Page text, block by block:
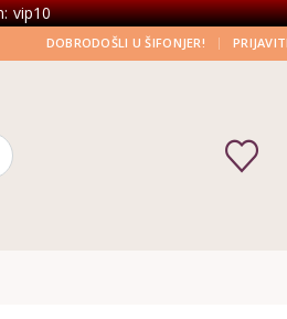
vip10
DOBRODOŠLI U ŠIFONJER! |